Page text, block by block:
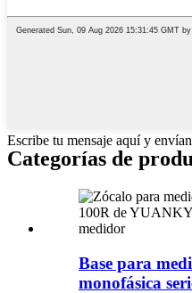
Escribe tu mensaje aquí y
Categorías de
Base para
monofásica